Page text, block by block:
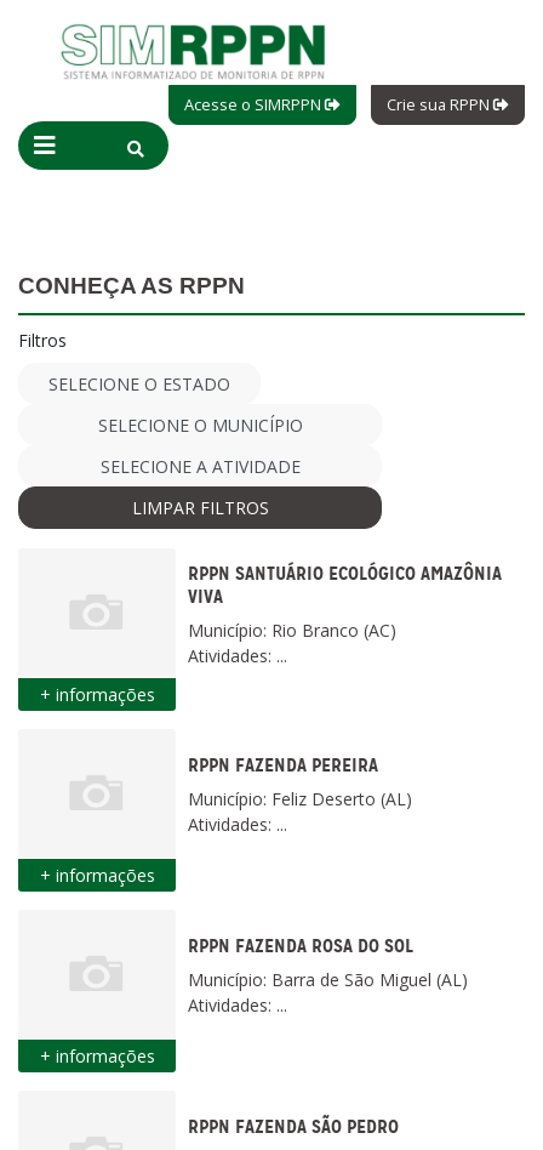
Acesse o SIMRPPN Crie sua RPPN
CONHEÇA AS RPPN
Filtros
LIMPAR FILTROS
+ informações
RPPN SANTUÁRIO ECOLÓGICO AMAZÔNIA
VIVA
Município: Rio Branco (AC)
Atividades: ...
+ informações
RPPN FAZENDA PEREIRA
Município: Feliz Deserto (AL)
Atividades: ...
+ informações
RPPN FAZENDA ROSA DO SOL
Município: Barra de São Miguel (AL)
Atividades: ...
RPPN FAZENDA SÃO PEDRO